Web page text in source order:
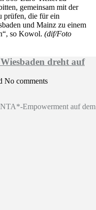
gemeinsam mit der
prüfen, die für ein
und Mainz zu einem
so Kowol. (dif/Foto
dreht auf
No comments
Empowerment auf